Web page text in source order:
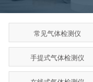
常见气体检测仪
手提式气体检测仪